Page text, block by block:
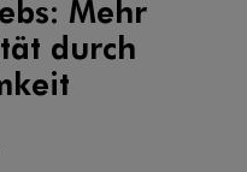
Mehr
durch